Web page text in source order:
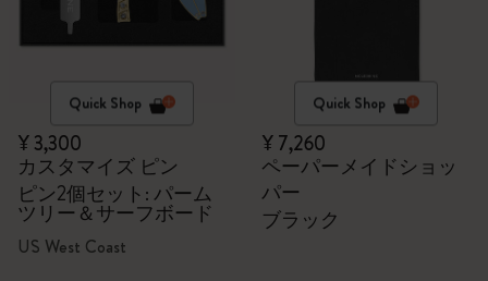
Quick Shop
¥ 3,300
カスタマイズ ピン
ピン2個セット: パーム
ツリー＆サーフボード
US West Coast
Quick Shop
¥ 7,260
ペーパーメイドショッ
パー
ブラック